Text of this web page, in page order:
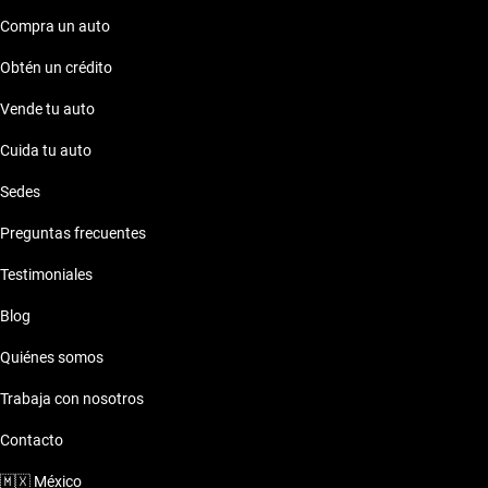
Explora nuestras opciones en Kavak y encuentra el vehículo
Compra un auto
Obtén un crédito
Vende tu auto
Cuida tu auto
Sedes
Preguntas frecuentes
Testimoniales
Blog
Quiénes somos
Trabaja con nosotros
Contacto
🇲🇽 México